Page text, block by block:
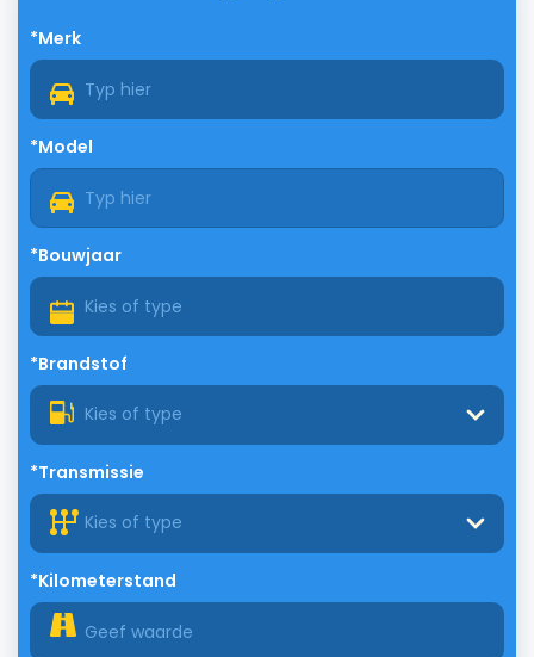
*Merk
*Model
*Bouwjaar
*Brandstof
Kies of type
*Transmissie
Kies of type
*Kilometerstand